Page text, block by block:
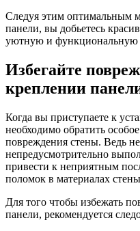
Следуя этим оптимальным
панели, вы добьетесь
уютную и
Избегайте
креплении
Когда вы приступаете к
необходимо обратить
повреждения стены. Ведь
непредусмотрительно
привести к неприятным
поломок в материалах
Для того чтобы избежать
панели, рекомендуется